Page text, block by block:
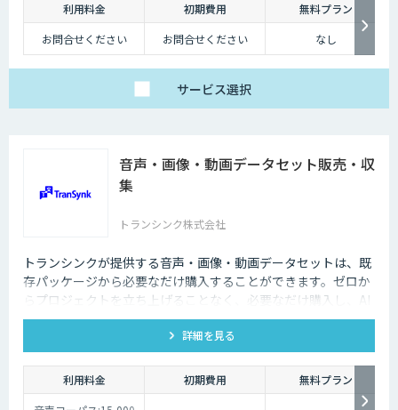
利用料金 初期費用
無料プラン
お問合せください
お問合せください なし
サービス選択
音声・画像・動画データセット販売・収
集
トランシンク株式会社
トランシンクが提供する音声・画像・動画データセットは、既
存パッケージから必要なだけ購入することができます。ゼロか
らプロジェクトを立ち上げることなく、必要なだけ購入し、AI
モデルの開発ができます。
詳細を見る
利用料金 初期費用
無料プラン